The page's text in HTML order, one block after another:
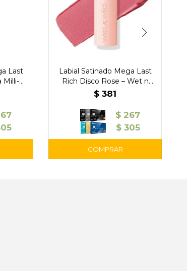
Last
Milli-
Labial Satinado Mega Last
Rich Disco Rose – Wet n
Wild
$ 381
$ 267
$ 305